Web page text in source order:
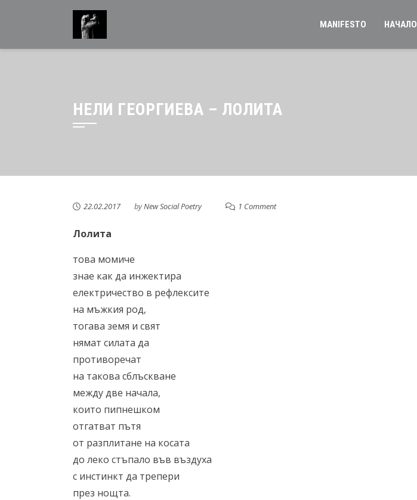
MANIFESTO НАЧАЛО
НЕЛИ ГЕОРГИЕВА – ЛОЛИТА
22.02.2017 byNew Social Poetry 1 Comment
Лолита
това момиче
знае как да инжектира
електричество в рефлексите
на мъжкия род,
тогава земя и свят
нямат силата да
противоречат
на такова сблъскване
между две начала,
които пипнешком
отгатват пътя
от разплитане на косата
до леко стъпало във въздуха
с инстинкт да трепери
през нощта.